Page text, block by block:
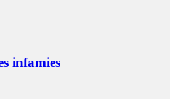
infamies